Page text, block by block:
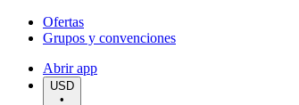
Ofertas
Grupos y convenciones
Abrir app
USD
•